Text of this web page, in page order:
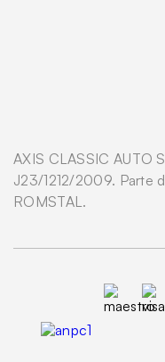
AXIS CLASSIC AUTO
J23/1212/2009. Parte
ROMSTAL.